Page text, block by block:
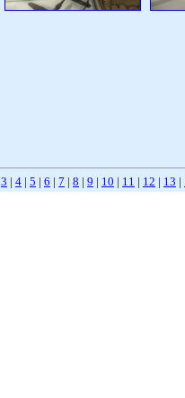
3 | 4 | 5 | 6 | 7 | 8 | 9 | 10 | 11 | 12 | 13 |